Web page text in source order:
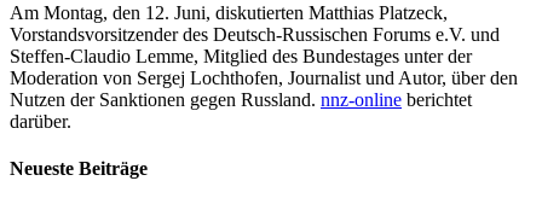
Am Montag, den 12. Juni, diskutierten Matthias Platzeck,
Vorstandsvorsitzender des Deutsch-Russischen Forums e.V. und
Steffen-Claudio Lemme, Mitglied des Bundestages unter der
Moderation von Sergej Lochthofen, Journalist und Autor, über den
Nutzen der Sanktionen gegen Russland. nnz-online berichtet
darüber.
Neueste Beiträge